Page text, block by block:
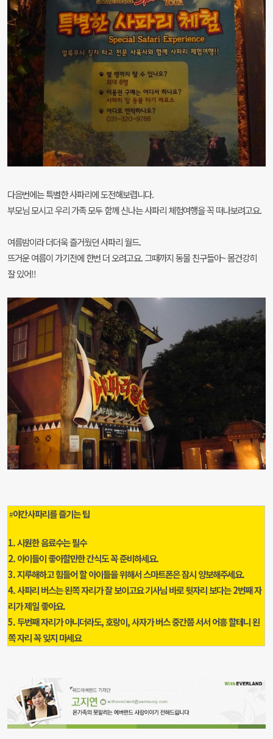
다음번에는 특별한 사파리에 도전해보렵니다.
부모님 모시고 우리 가족 모두 함께 신나는 사파리 체험여행을 꼭 떠나보려고요.
여름밤이라 더더욱 즐거웠던 사파리 월드.
뜨거운 여름이 가기전에 한번 더 오려고요. 그때까지 동물 친구들아~ 몸건강히
잘 있어!!
#야간사파리를 즐기는 팁
1. 시원한 음료수는 필수
2. 아이들이 좋아할만한 간식도 꼭 준비하세요.
3. 지루해하고 힘들어 할 아이들을 위해서 스마트폰은 잠시 양보해주세요.
4. 사파리 버스는 왼쪽 자리가 잘 보이고요 기사님 바로 뒷자리 보다는 2번째 자
리가 제일 좋아요.
5. 두번째 자리가 아니더라도, 호랑이, 사자가 버스 중간쯤 서서 어흥 할테니 왼
쪽 자리 꼭 잊지 마세요